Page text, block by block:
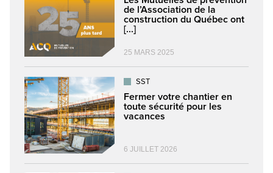
de l’Association de la
construction du Québec ont
[...]
25 MARS 2025
SST
Fermer votre chantier en
toute sécurité pour les
vacances
6 JUILLET 2026